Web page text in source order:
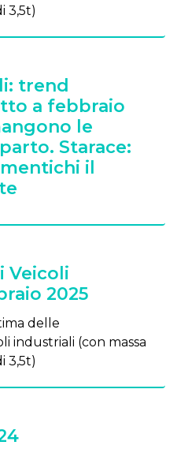
3,5t)
trend
a febbraio
le
Starace:
il
Veicoli
2025
delle
industriali (con massa
3,5t)